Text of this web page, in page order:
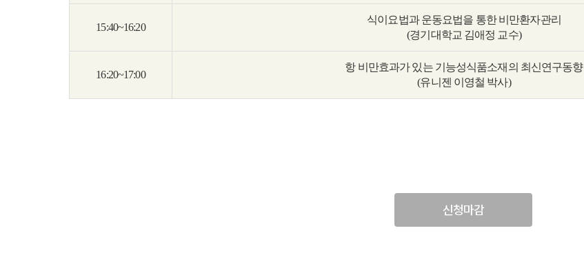
15:40~16:20
식이요법과 운동요법을 통한 비만환자관리
(경기대학교 김애정 교수)
16:20~17:00
항 비만효과가 있는 기능성식품소재의 최신연구동향
(유니젠 이영철 박사)
신청마감